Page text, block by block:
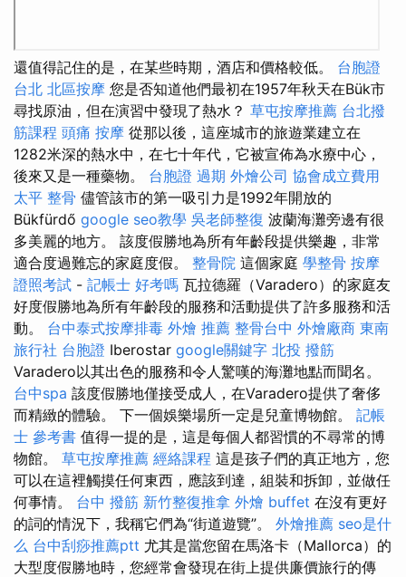
還值得記住的是，在某些時期，酒店和價格較低。 台胞證
台北 北區按摩 您是否知道他們最初在1957年秋天在Bük市
尋找原油，但在演習中發現了熱水？ 草屯按摩推薦 台北撥
筋課程 頭痛 按摩 從那以後，這座城市的旅遊業建立在
1282米深的熱水中，在七十年代，它被宣佈為水療中心，
後來又是一種藥物。 台胞證 過期 外燴公司 協會成立費用
太平 整骨 儘管該市的第一吸引力是1992年開放的
Bükfürdő google seo教學 吳老師整復 波蘭海灘旁邊有很
多美麗的地方。 該度假勝地為所有年齡段提供樂趣，非常
適合度過難忘的家庭度假。 整骨院 這個家庭 學整骨 按摩
證照考試 - 記帳士 好考嗎 瓦拉德羅（Varadero）的家庭友
好度假勝地為所有年齡段的服務和活動提供了許多服務和活
動。 台中泰式按摩排毒 外燴 推薦 整骨台中 外燴廠商 東南
旅行社 台胞證 Iberostar google關鍵字 北投 撥筋
Varadero以其出色的服務和令人驚嘆的海灘地點而聞名。
台中spa 該度假勝地僅接受成人，在Varadero提供了奢侈
而精緻的體驗。 下一個娛樂場所一定是兒童博物館。 記帳
士 參考書 值得一提的是，這是每個人都習慣的不尋常的博
物館。 草屯按摩推薦 經絡課程 這是孩子們的真正地方，您
可以在這裡觸摸任何東西，應該到達，組裝和拆卸，並做任
何事情。 台中 撥筋 新竹整復推拿 外燴 buffet 在沒有更好
的詞的情況下，我稱它們為“街道遊覽”。 外燴推薦 seo是什
么 台中刮痧推薦ptt 尤其是當您留在馬洛卡（Mallorca）的
大型度假勝地時，您經常會發現在街上提供廉價旅行的傳